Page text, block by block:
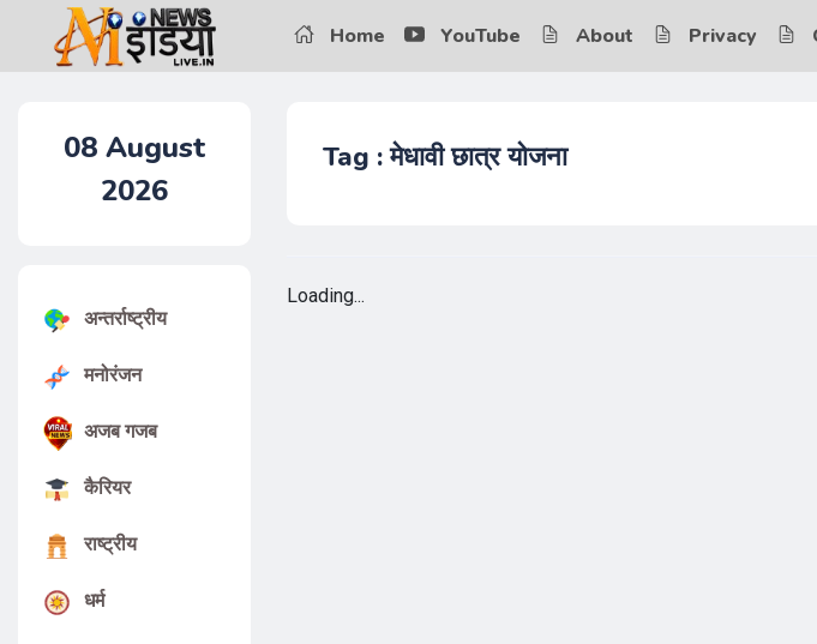
Home YouTube About Privacy
08 August
2026
अन्तर्राष्ट्रीय
मनोरंजन
अजब गजब
कैरियर
राष्ट्रीय
धर्म
Tag : मेधावी छात्र योजना
Loading...